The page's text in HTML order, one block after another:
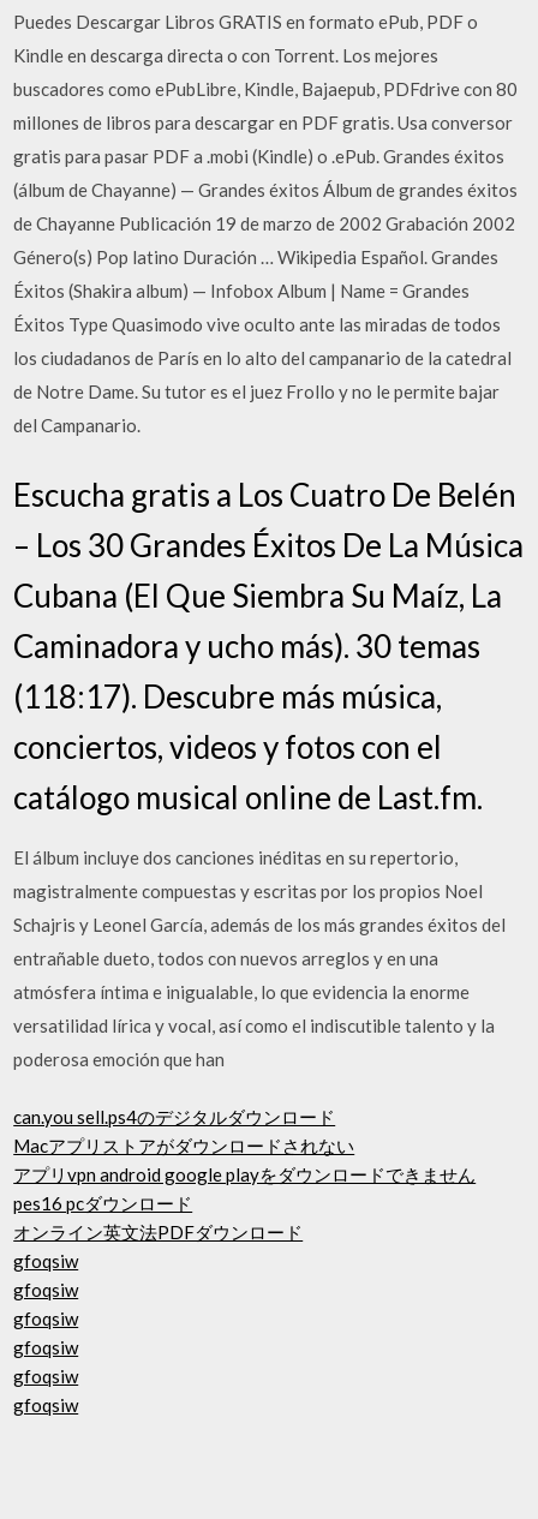
Puedes Descargar Libros GRATIS en formato ePub, PDF o
Kindle en descarga directa o con Torrent. Los mejores
buscadores como ePubLibre, Kindle, Bajaepub, PDFdrive con 80
millones de libros para descargar en PDF gratis. Usa conversor
gratis para pasar PDF a .mobi (Kindle) o .ePub. Grandes éxitos
(álbum de Chayanne) — Grandes éxitos Álbum de grandes éxitos
de Chayanne Publicación 19 de marzo de 2002 Grabación 2002
Género(s) Pop latino Duración … Wikipedia Español. Grandes
Éxitos (Shakira album) — Infobox Album | Name = Grandes
Éxitos Type Quasimodo vive oculto ante las miradas de todos
los ciudadanos de París en lo alto del campanario de la catedral
de Notre Dame. Su tutor es el juez Frollo y no le permite bajar
del Campanario.
Escucha gratis a Los Cuatro De Belén
– Los 30 Grandes Éxitos De La Música
Cubana (El Que Siembra Su Maíz, La
Caminadora y ucho más). 30 temas
(118:17). Descubre más música,
conciertos, videos y fotos con el
catálogo musical online de Last.fm.
El álbum incluye dos canciones inéditas en su repertorio,
magistralmente compuestas y escritas por los propios Noel
Schajris y Leonel García, además de los más grandes éxitos del
entrañable dueto, todos con nuevos arreglos y en una
atmósfera íntima e inigualable, lo que evidencia la enorme
versatilidad lírica y vocal, así como el indiscutible talento y la
poderosa emoción que han
can.you sell.ps4のデジタルダウンロード
Macアプリストアがダウンロードされない
アプリvpn android google playをダウンロードできません
pes16 pcダウンロード
オンライン英文法PDFダウンロード
gfoqsiw
gfoqsiw
gfoqsiw
gfoqsiw
gfoqsiw
gfoqsiw